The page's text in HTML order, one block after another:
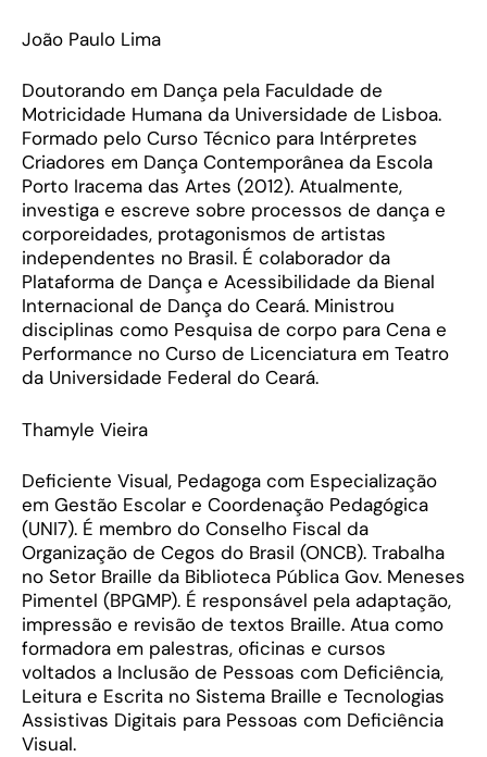
João Paulo Lima
Doutorando em Dança pela Faculdade de
Motricidade Humana da Universidade de Lisboa.
Formado pelo Curso Técnico para Intérpretes
Criadores em Dança Contemporânea da Escola
Porto Iracema das Artes (2012). Atualmente,
investiga e escreve sobre processos de dança e
corporeidades, protagonismos de artistas
independentes no Brasil. É colaborador da
Plataforma de Dança e Acessibilidade da Bienal
Internacional de Dança do Ceará. Ministrou
disciplinas como Pesquisa de corpo para Cena e
Performance no Curso de Licenciatura em Teatro
da Universidade Federal do Ceará.
Thamyle Vieira
Deficiente Visual, Pedagoga com Especialização
em Gestão Escolar e Coordenação Pedagógica
(UNI7). É membro do Conselho Fiscal da
Organização de Cegos do Brasil (ONCB). Trabalha
no Setor Braille da Biblioteca Pública Gov. Meneses
Pimentel (BPGMP). É responsável pela adaptação,
impressão e revisão de textos Braille. Atua como
formadora em palestras, oficinas e cursos
voltados a Inclusão de Pessoas com Deficiência,
Leitura e Escrita no Sistema Braille e Tecnologias
Assistivas Digitais para Pessoas com Deficiência
Visual.